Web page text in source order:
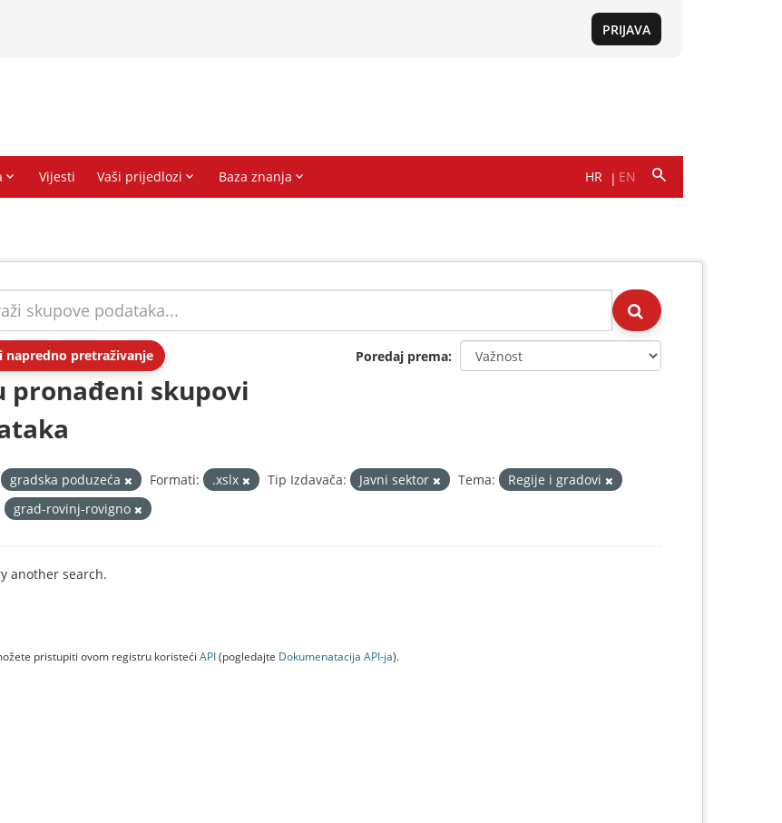
napredno pretraživanje Poredaj prema
pronađeni skupovi
gradska poduzeća Formati: .xslx Tip Izdavača: Javni sektor Tema:
Regije i gradovi
grad-rovinj-rovigno
another search.
pristupiti ovom registru koristeći API(pogledajte Dokumenаtаcijа API-jа).